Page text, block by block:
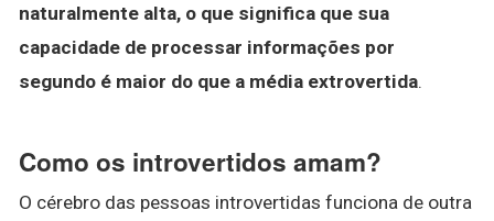
naturalmente alta, o que significa que sua
capacidade de processar informações por
segundo é maior do que a média extrovertida.
Como os introvertidos amam?
O cérebro das pessoas introvertidas funciona de outra